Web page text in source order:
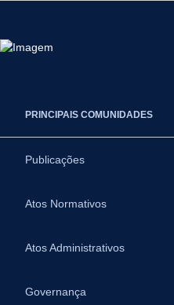
PRINCIPAIS COMUNIDADES
Publicações
Atos Normativos
Atos Administrativos
Governança